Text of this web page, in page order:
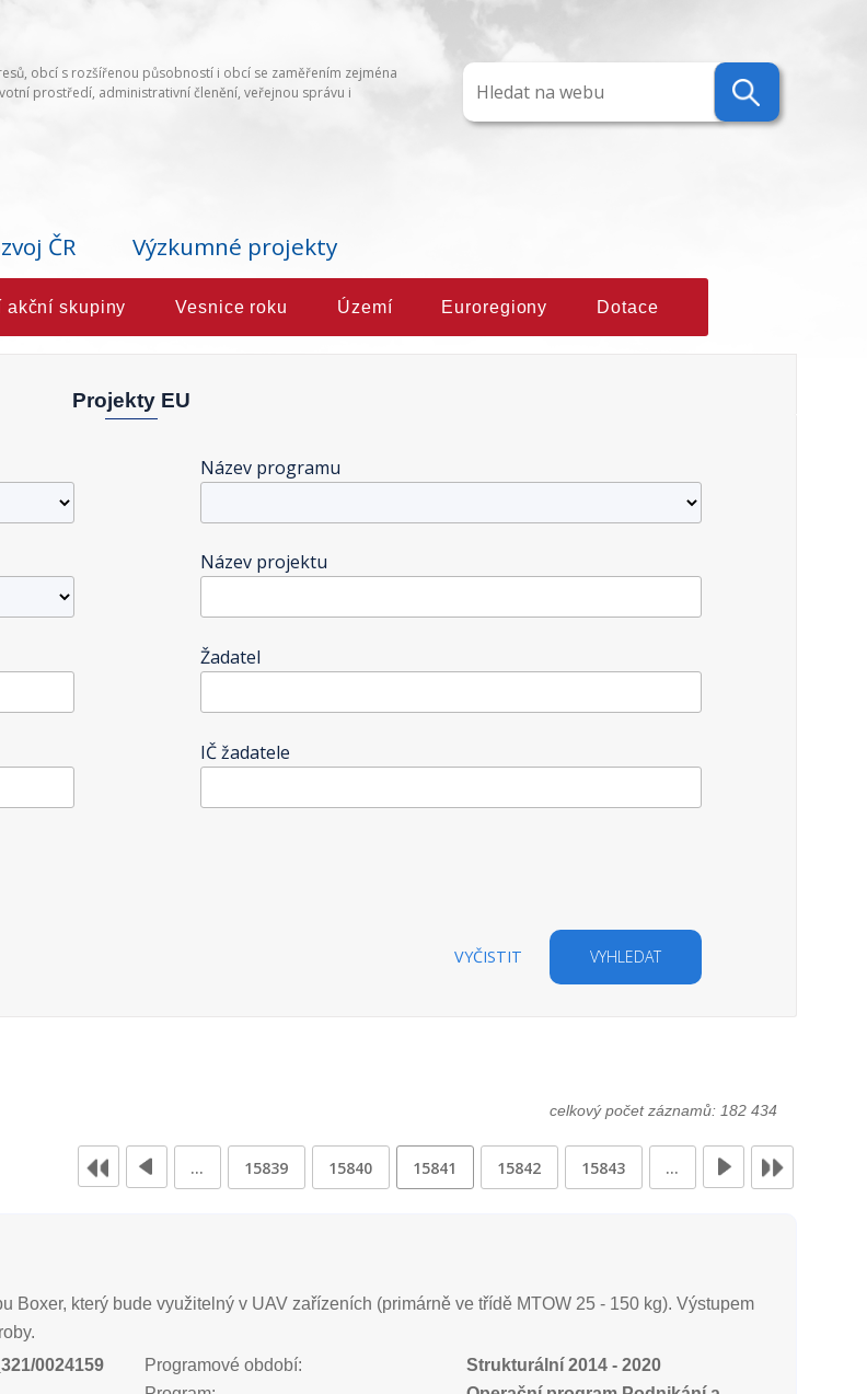
obcí s rozšířenou působností i obcí se zaměřením zejména
prostředí, administrativní členění, veřejnou správu i
ČR Výzkumné projekty
akční skupiny Vesnice roku Území Euroregiony Dotace
Projekty EU
Název programu
Název projektu
Žadatel
IČ žadatele
VYČISTIT VYHLEDAT
celkový počet záznamů: 182 434
… 15839 15840 15841 15842 15843 …
Boxer, který bude využitelný v UAV zařízeních (primárně ve třídě MTOW 25 - 150 kg). Výstupem
0024159
Programové období:
Strukturální 2014 - 2020